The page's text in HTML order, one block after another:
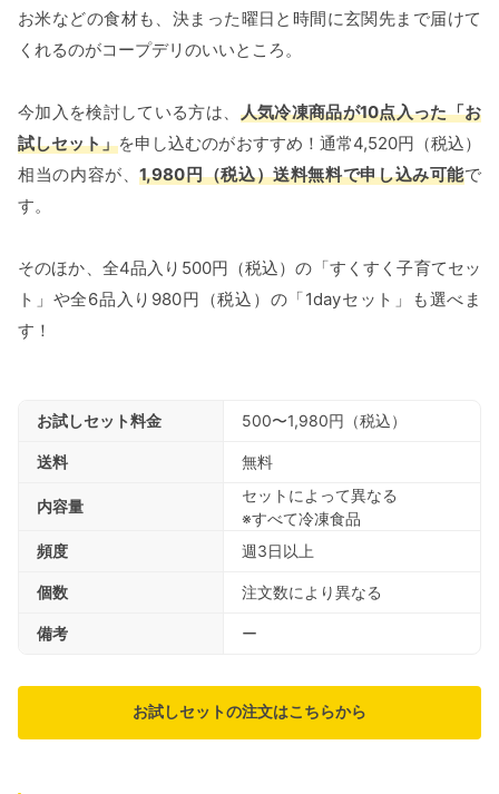
お米などの食材も、決まった曜日と時間に玄関先まで届けて
くれるのがコープデリのいいところ。
今加入を検討している方は、 人気冷凍商品が10点入った「お
試しセット」を申し込むのがおすすめ！通常4,520円（税込）
相当の内容が、1,980円（税込）送料無料で申し込み可能で
す。
そのほか、全4品入り500円（税込）の「すくすく子育てセッ
ト」や全6品入り980円（税込）の「1dayセット」も選べま
す！
お試しセット料金 500〜1,980円（税込）
送料 無料
内容量
セットによって異なる
※すべて冷凍食品
頻度
週3日以上
個数 注文数により異なる
備考 ー
お試しセットの注文はこちらから